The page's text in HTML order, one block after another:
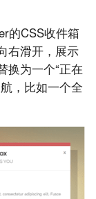
的CSS收件箱
右滑开，展示
换为一个“正在
，比如一个全